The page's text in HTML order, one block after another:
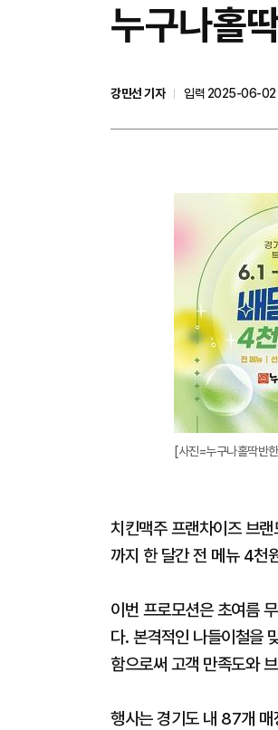
누구나홀
강민선 기자
입력 2025-06-02
[사진=누구나홀딱반
치킨맥주 프랜차이즈 브랜
까지 한 달간 전 메뉴 4천
이번 프로모션은 초여름
다. 본격적인 나들이철을
함으로써 고객 만족도와
행사는 경기도 내 87개